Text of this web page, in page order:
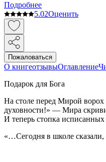
Подробнее
5.02Оценить
Пожаловаться
О книгеотзывыОглавление
Подарок для Бога
На столе перед Мирой
духовности!» — Мира
И теперь стопка
«…Сегодня в школе сказали,